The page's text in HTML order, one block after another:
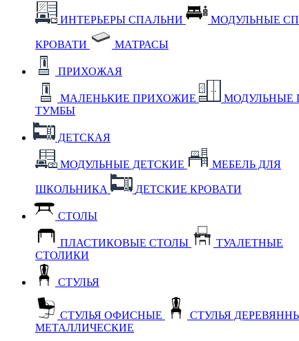
ИНТЕРЬЕРЫ СПАЛЬНИ МОДУЛЬНЫЕ
КРОВАТИ МАТРАСЫ
ПРИХОЖАЯ
МАЛЕНЬКИЕ ПРИХОЖИЕ МОДУЛЬНЫЕ
ТУМБЫ
ДЕТСКАЯ
МОДУЛЬНЫЕ ДЕТСКИЕ МЕБЕЛЬ ДЛЯ
ШКОЛЬНИКА ДЕТСКИЕ КРОВАТИ
СТОЛЫ
ПЛАСТИКОВЫЕ СТОЛЫ
ТУАЛЕТНЫЕ
СТОЛИКИ
СТУЛЬЯ
СТУЛЬЯ ОФИСНЫЕ СТУЛЬЯ
МЕТАЛЛИЧЕСКИЕ